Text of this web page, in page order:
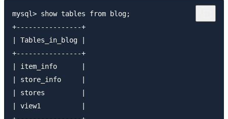
mysql> show tables from blog;
+----------------+
| Tables_in_blog |
+----------------+
| item_info      |
| store_info     |
| stores         |
| view1          |